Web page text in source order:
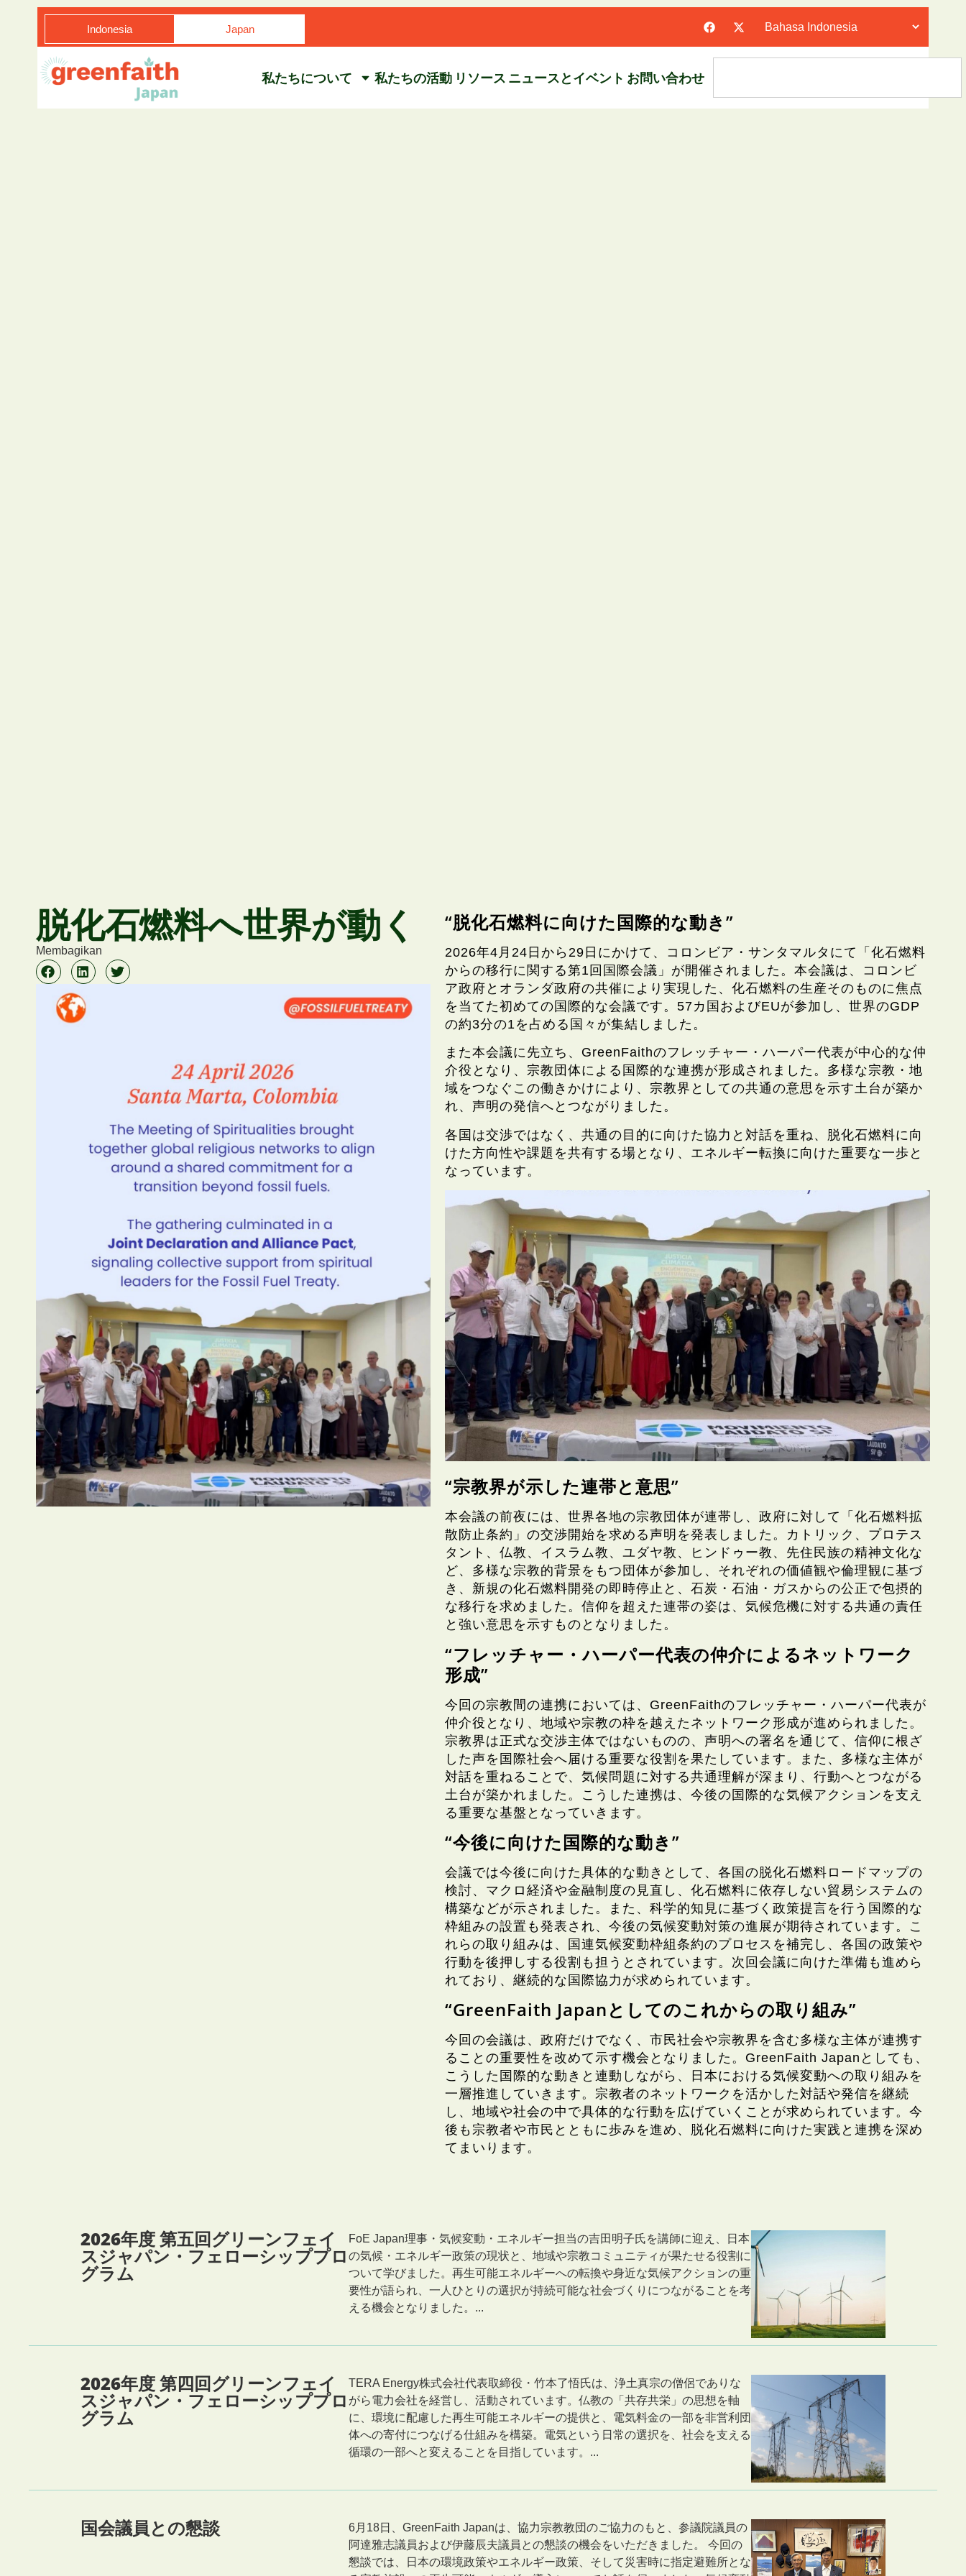
Indonesia Japan
私たちについて 私たちの活動 リソース ニュースとイベント お問い合わせ
脱化石燃料へ世界が動く
Membagikan
“脱化石燃料に向けた国際的な動き”
2026年4月24日から29日にかけて、コロンビア・サンタマルタにて「化石燃料
からの移行に関する第1回国際会議」が開催されました。本会議は、コロンビ
ア政府とオランダ政府の共催により実現した、化石燃料の生産そのものに焦点
を当てた初めての国際的な会議です。57カ国およびEUが参加し、世界のGDP
の約3分の1を占める国々が集結しました。
また本会議に先立ち、GreenFaithのフレッチャー・ハーパー代表が中心的な仲
介役となり、宗教団体による国際的な連携が形成されました。多様な宗教・地
域をつなぐこの働きかけにより、宗教界としての共通の意思を示す土台が築か
れ、声明の発信へとつながりました。
各国は交渉ではなく、共通の目的に向けた協力と対話を重ね、脱化石燃料に向
けた方向性や課題を共有する場となり、エネルギー転換に向けた重要な一歩と
なっています。
“宗教界が示した連帯と意思”
本会議の前夜には、世界各地の宗教団体が連帯し、政府に対して「化石燃料拡
散防止条約」の交渉開始を求める声明を発表しました。カトリック、プロテス
タント、仏教、イスラム教、ユダヤ教、ヒンドゥー教、先住民族の精神文化な
ど、多様な宗教的背景をもつ団体が参加し、それぞれの価値観や倫理観に基づ
き、新規の化石燃料開発の即時停止と、石炭・石油・ガスからの公正で包摂的
な移行を求めました。信仰を超えた連帯の姿は、気候危機に対する共通の責任
と強い意思を示すものとなりました。
“フレッチャー・ハーパー代表の仲介によるネットワーク
形成”
今回の宗教間の連携においては、GreenFaithのフレッチャー・ハーパー代表が
仲介役となり、地域や宗教の枠を越えたネットワーク形成が進められました。
宗教界は正式な交渉主体ではないものの、声明への署名を通じて、信仰に根ざ
した声を国際社会へ届ける重要な役割を果たしています。また、多様な主体が
対話を重ねることで、気候問題に対する共通理解が深まり、行動へとつながる
土台が築かれました。こうした連携は、今後の国際的な気候アクションを支え
る重要な基盤となっていきます。
“今後に向けた国際的な動き”
会議では今後に向けた具体的な動きとして、各国の脱化石燃料ロードマップの
検討、マクロ経済や金融制度の見直し、化石燃料に依存しない貿易システムの
構築などが示されました。また、科学的知見に基づく政策提言を行う国際的な
枠組みの設置も発表され、今後の気候変動対策の進展が期待されています。こ
れらの取り組みは、国連気候変動枠組条約のプロセスを補完し、各国の政策や
行動を後押しする役割も担うとされています。次回会議に向けた準備も進めら
れており、継続的な国際協力が求められています。
“GreenFaith Japanとしてのこれからの取り組み”
今回の会議は、政府だけでなく、市民社会や宗教界を含む多様な主体が連携す
ることの重要性を改めて示す機会となりました。GreenFaith Japanとしても、
こうした国際的な動きと連動しながら、日本における気候変動への取り組みを
一層推進していきます。宗教者のネットワークを活かした対話や発信を継続
し、地域や社会の中で具体的な行動を広げていくことが求められています。今
後も宗教者や市民とともに歩みを進め、脱化石燃料に向けた実践と連携を深め
てまいります。
2026年度 第五回グリーンフェイ
スジャパン・フェローシッププロ
グラム
FoE Japan理事・気候変動・エネルギー担当の吉田明子氏を講師に迎え、日本
の気候・エネルギー政策の現状と、地域や宗教コミュニティが果たせる役割に
ついて学びました。再生可能エネルギーへの転換や身近な気候アクションの重
要性が語られ、一人ひとりの選択が持続可能な社会づくりにつながることを考
える機会となりました。...
2026年度 第四回グリーンフェイ
スジャパン・フェローシッププロ
グラム
TERA Energy株式会社代表取締役・竹本了悟氏は、浄土真宗の僧侶でありな
がら電力会社を経営し、活動されています。仏教の「共存共栄」の思想を軸
に、環境に配慮した再生可能エネルギーの提供と、電気料金の一部を非営利団
体への寄付につなげる仕組みを構築。電気という日常の選択を、社会を支える
循環の一部へと変えることを目指しています。...
国会議員との懇談
6月18日、GreenFaith Japanは、協力宗教教団のご協力のもと、参議院議員の
阿達雅志議員および伊藤辰夫議員との懇談の機会をいただきました。 今回の
懇談では、日本の環境政策やエネルギー政策、そして災害時に指定避難所とな